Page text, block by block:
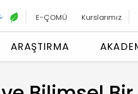
E-ÇOMÜ Kurslarımız
ARAŞTIRMA